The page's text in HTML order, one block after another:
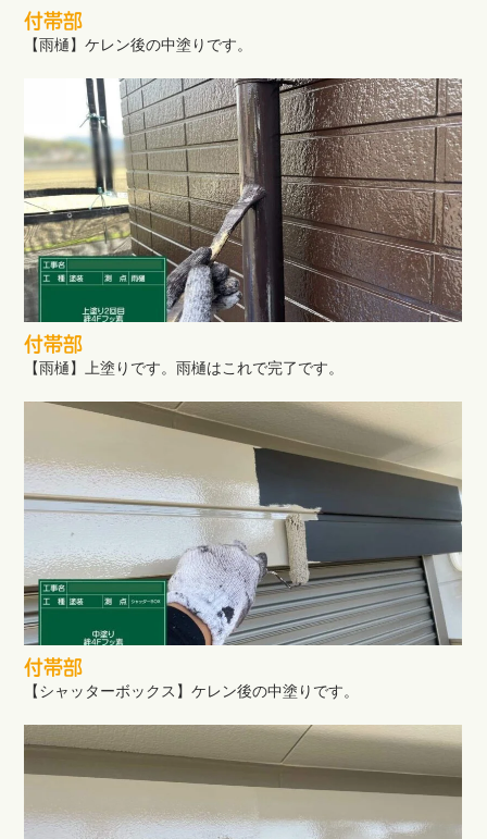
付帯部
【雨樋】ケレン後の中塗りです。
付帯部
【雨樋】上塗りです。雨樋はこれで完了です。
付帯部
【シャッターボックス】ケレン後の中塗りです。